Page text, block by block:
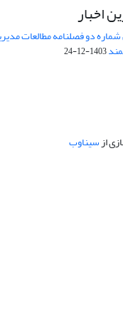
اخبار
شماره دو فصلنامه مطالعات
1403-12-24
ازسیناوب